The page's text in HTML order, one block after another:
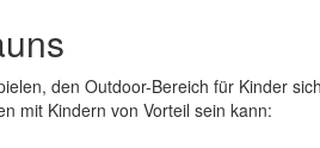
den Outdoor-Bereich für Kinder
mit Kindern von Vorteil sein kann: